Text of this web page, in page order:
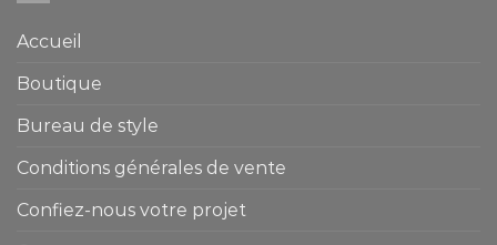
Accueil
Boutique
Bureau de style
Conditions générales de vente
Confiez-nous votre projet